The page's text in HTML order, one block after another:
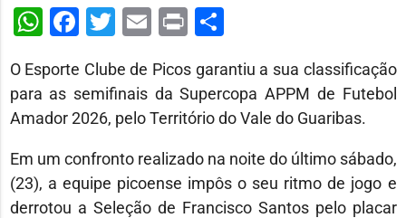
WhatsApp
Facebook
Twitter
Email
PrintShare
O Esporte Clube de Picos garantiu a sua classificação
para as semifinais da Supercopa APPM de Futebol
Amador 2026, pelo Território do Vale do Guaribas.
Em um confronto realizado na noite do último sábado,
(23), a equipe picoense impôs o seu ritmo de jogo e
derrotou a Seleção de Francisco Santos pelo placar